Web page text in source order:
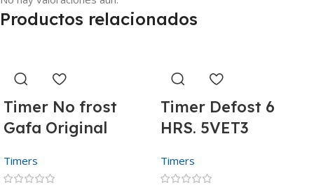
Productos relacionados
Timer No frost
Gafa Original
Timers
Timer Defost 6
HRS. 5VET3
Timers